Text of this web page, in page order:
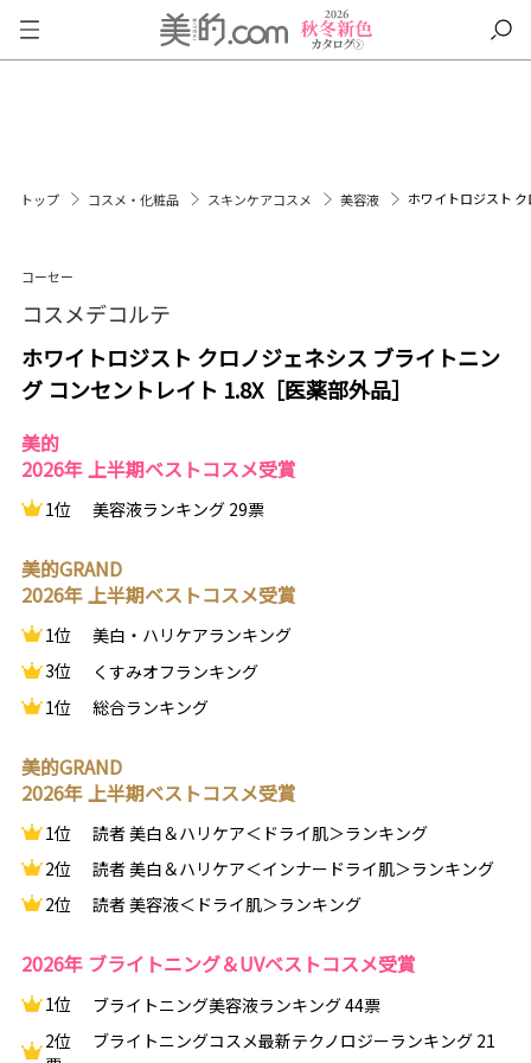
トップ コスメ・化粧品 スキンケアコスメ 美容液 ホワイトロジスト
コーセー
コスメデコルテ
ホワイトロジスト クロノジェネシス ブライトニン
グ コンセントレイト 1.8X［医薬部外品］
美的
2026年 上半期ベストコスメ受賞
1位 美容液ランキング 29票
美的GRAND
2026年 上半期ベストコスメ受賞
1位
美白・ハリケアランキング
3位
くすみオフランキング
1位
総合ランキング
美的GRAND
2026年 上半期ベストコスメ受賞
1位
読者 美白＆ハリケア＜ドライ肌＞ランキング
2位
読者 美白＆ハリケア＜インナードライ肌＞ランキング
2位
読者 美容液＜ドライ肌＞ランキング
2026年 ブライトニング＆UVベストコスメ受賞
1位
ブライトニング美容液ランキング 44票
2位
ブライトニングコスメ最新テクノロジーランキング 21